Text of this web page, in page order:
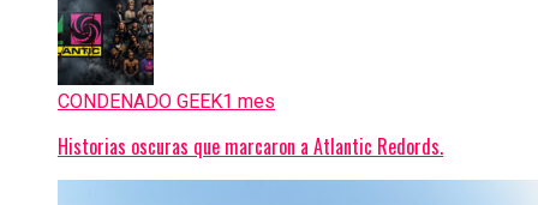
CONDENADO GEEK1 mes
Historias oscuras que marcaron a Atlantic Redords.